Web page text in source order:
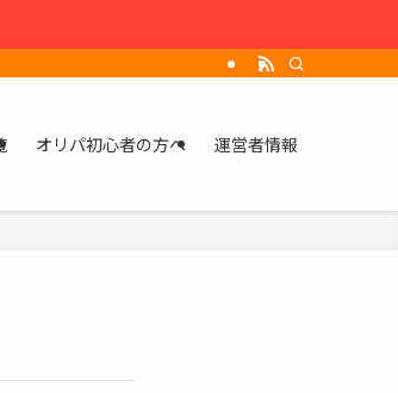
オリパ初心者の方へ 運営者情報